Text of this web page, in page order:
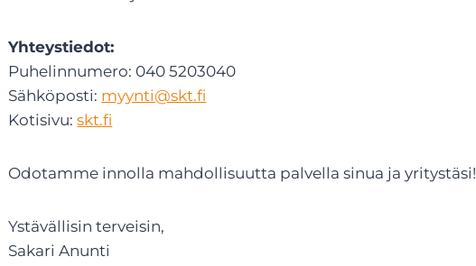
Yhteystiedot:
Puhelinnumero: 040 5203040
Sähköposti: myynti@skt.fi
Kotisivu:skt.fi
Odotamme innolla mahdollisuutta palvella sinua ja yritystäsi!
Ystävällisin terveisin,
Sakari Anunti